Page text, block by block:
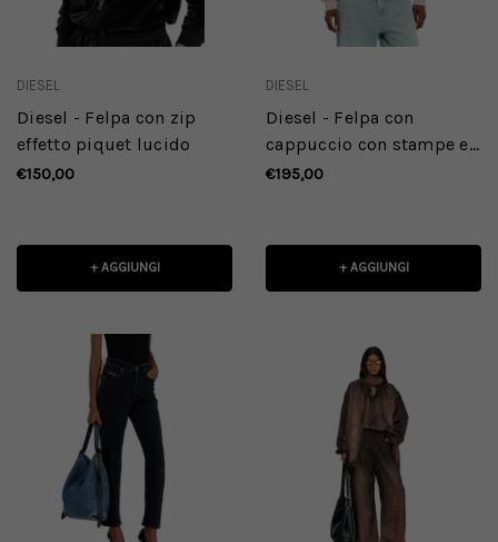
DIESEL
Diesel - Felpa con zip
effetto piquet lucido
€150,00
+ AGGIUNGI
DIESEL
Diesel - Felpa con
cappuccio con stampe e
applicazioni di strass
€195,00
+ AGGIUNGI